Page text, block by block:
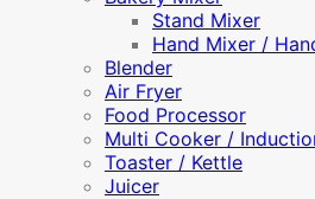
Stand Mixer
Hand Mixer /
Blender
Air Fryer
Food Processor
Multi Cooker /
Toaster / Kettle
Juicer